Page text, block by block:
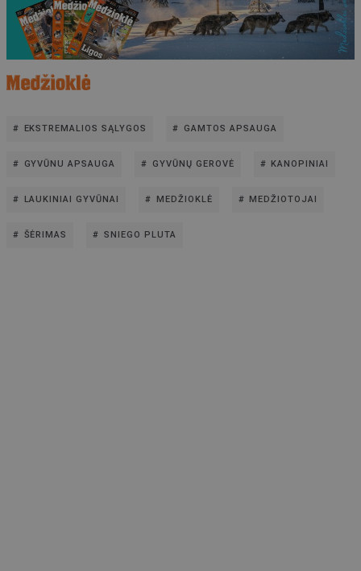
EKSTREMALIOS SĄLYGOS GAMTOS APSAUGA
GYVŪNU APSAUGA GYVŪNŲ GEROVĖ KANOPINIAI
LAUKINIAI GYVŪNAI MEDŽIOKLĖ MEDŽIOTOJAI
ŠĖRIMAS SNIEGO PLUTA